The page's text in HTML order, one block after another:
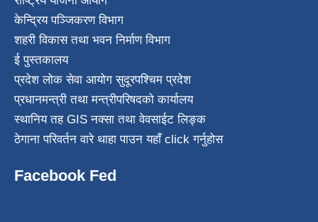
केन्द्रिय पञ्जिकरण विभाग
शहरी विकास तथा भवन निर्माण विभाग
ई पुस्तकालय
प्रदेश लोक सेवा आयोग सुदूरपश्चिम प्रदेश
प्रधानमन्त्री तथा मन्त्रीपरिषदको कार्यालय
स्थानिय तह GIS नक्सा तथा वेवसाईट लिङ्क
ठेगाना परिवर्तन वारे थाहा पाउन यहाँ click गर्नुहोस
Facebook Fed